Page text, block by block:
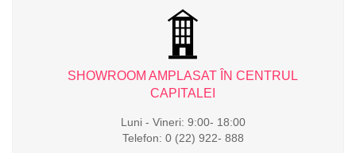
SHOWROOM AMPLASAT ÎN CENTRUL
CAPITALEI
Luni - Vineri: 9:00- 18:00
Telefon: 0 (22) 922- 888